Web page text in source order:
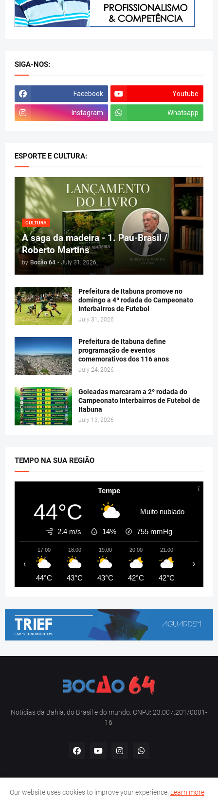
SIGA-NOS:
Facebook Youtube
Instagram Whatsapp
ESPORTE E CULTURA:
CULTURA
A saga da madeira - 1. Pau-Brasil /
Roberto Martins
by Bocão 64 - July 31, 2026
Prefeitura de Itabuna promove no
domingo a 4ª rodada do Campeonato
Interbairros de Futebol
July 31, 2026
Prefeitura de Itabuna define
programação de eventos
comemorativos dos 116 anos
July 24, 2026
Goleadas marcaram a 2º rodada do
Campeonato Interbairros de Futebol de
Itabuna
July 13, 2026
TEMPO NA SUA REGIÃO
Tempe
44°C Muito nublado
2.4 m/s 14% 755 mmHg
17:00
44°C
18:00
43°C
19:00
43°C
20:00
42°C
21:00
42°C
‹ ›
Notícias da Bahia, do Brasil e do mundo. CNPJ: 23.007.201/0001-
16.
Contato Política de privacidade
Our website uses cookies to improve your experience. Learn more